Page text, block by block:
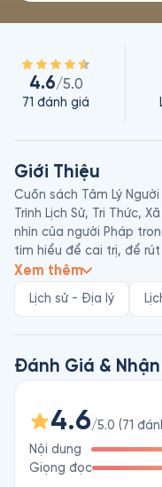
4.6/5.0
71 đánh giá
Giới Thiệu
Cuốn sách Tâm Lý
Trình Lịch Sử, Tri Thức,
nhìn của người Pháp
tìm hiểu để cai trị, để
thiết lập những định chế
Xem thêm
Lịch sử - Địa lý
Đánh Giá &
4.6/5.0 (71
Nội dung
Giọng đọc